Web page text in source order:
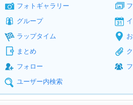
フォトギャラリー
グループ
ラップタイム
まとめ
フォロー
ユーザー内検索